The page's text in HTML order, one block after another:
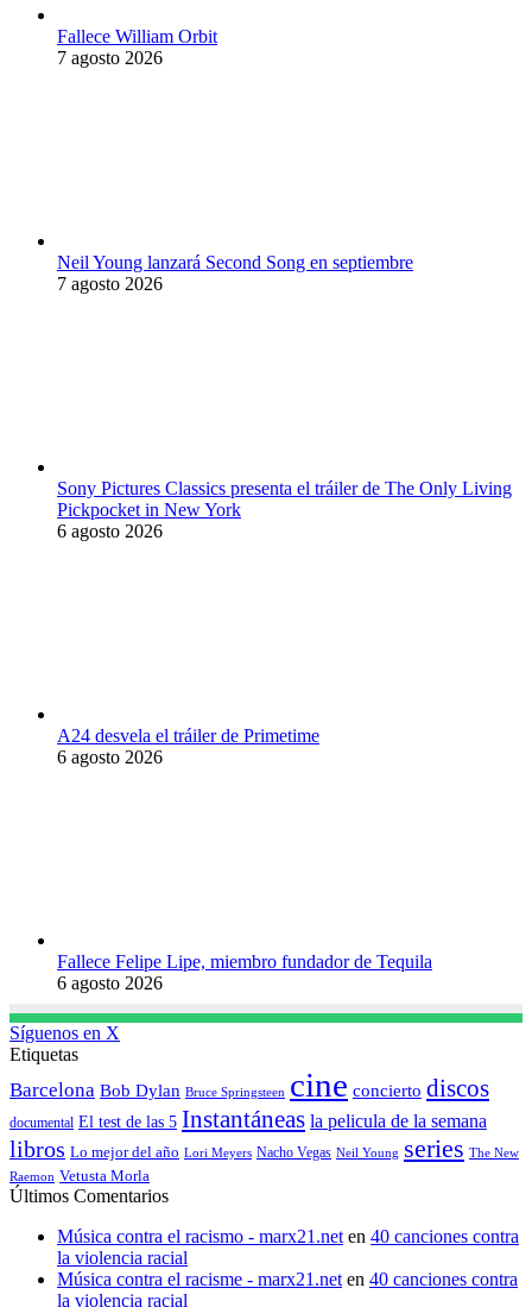
Fallece William Orbit
7 agosto 2026
Neil Young lanzará Second Song en septiembre
7 agosto 2026
Sony Pictures Classics presenta el tráiler de The Only Living
Pickpocket in New York
6 agosto 2026
A24 desvela el tráiler de Primetime
6 agosto 2026
Fallece Felipe Lipe, miembro fundador de Tequila
6 agosto 2026
Síguenos en X
Etiquetas
Barcelona Bob Dylan Bruce Springsteen cine concierto discos
documental El test de las 5 Instantáneas la pelicula de la semana
libros Lo mejor del año Lori Meyers Nacho Vegas Neil Young series The New
Raemon Vetusta Morla
Últimos Comentarios
Música contra el racismo - marx21.neten 40 canciones contra
la violencia racial
Música contra el racisme - marx21.neten 40 canciones contra
la violencia racial